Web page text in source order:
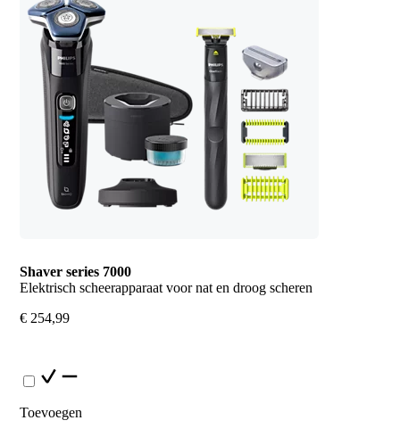
Shaver series 7000
Elektrisch scheerapparaat voor nat en droog scheren
€ 254,99
Toevoegen